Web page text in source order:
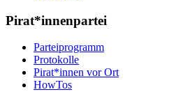
Pirat*innenpartei
Parteiprogramm
Protokolle
Pirat*innen vor Ort
HowTos